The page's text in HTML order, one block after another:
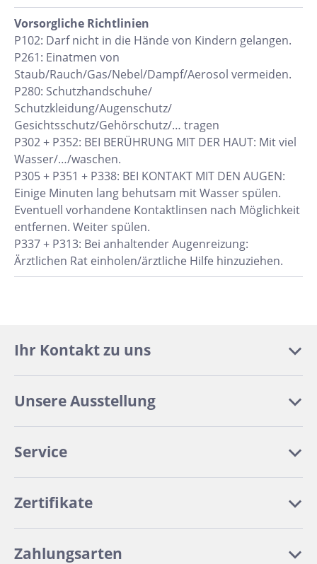
Vorsorgliche Richtlinien
P102: Darf nicht in die Hände von Kindern gelangen.
P261: Einatmen von
Staub/Rauch/Gas/Nebel/Dampf/Aerosol vermeiden.
P280: Schutzhandschuhe/
Schutzkleidung/Augenschutz/
Gesichtsschutz/Gehörschutz/… tragen
P302 + P352: BEI BERÜHRUNG MIT DER HAUT: Mit viel
Wasser/…/waschen.
P305 + P351 + P338: BEI KONTAKT MIT DEN AUGEN:
Einige Minuten lang behutsam mit Wasser spülen.
Eventuell vorhandene Kontaktlinsen nach Möglichkeit
entfernen. Weiter spülen.
P337 + P313: Bei anhaltender Augenreizung:
Ärztlichen Rat einholen/ärztliche Hilfe hinzuziehen.
Ihr Kontakt zu uns
Unsere Ausstellung
Service
Zertifikate
Zahlungsarten